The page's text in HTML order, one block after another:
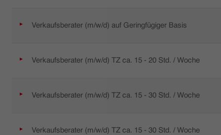
Verkaufsberater (m/w/d) auf Geringfügiger Basis
Verkaufsberater (m/w/d) TZ ca. 15 - 20 Std. / Woche
Verkaufsberater (m/w/d) TZ ca. 15 - 30 Std. / Woche
Verkaufsberater (m/w/d) TZ ca. 15 - 30 Std. / Woche